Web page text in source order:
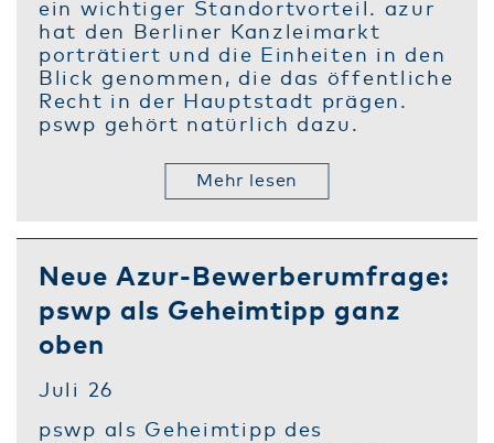
ein wichtiger Standortvorteil. azur
hat den Berliner Kanzleimarkt
porträtiert und die Einheiten in den
Blick genommen, die das öffentliche
Recht in der Hauptstadt prägen.
pswp gehört natürlich dazu.
Mehr lesen
Neue Azur-Bewerberumfrage:
pswp als Geheimtipp ganz
oben
Juli 26
pswp als Geheimtipp des